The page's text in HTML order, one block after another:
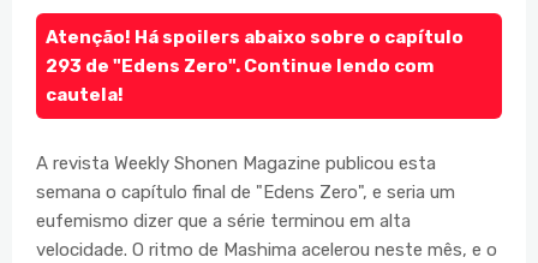
Atenção! Há spoilers abaixo sobre o capítulo
293 de "Edens Zero". Continue lendo com
cautela!
A revista Weekly Shonen Magazine publicou esta
semana o capítulo final de "Edens Zero", e seria um
eufemismo dizer que a série terminou em alta
velocidade. O ritmo de Mashima acelerou neste mês, e o